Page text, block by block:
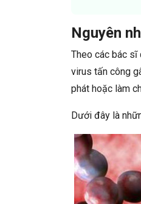
Nguyên
Theo các bác sĩ
virus tấn công
phát hoặc làm
Dưới đây là